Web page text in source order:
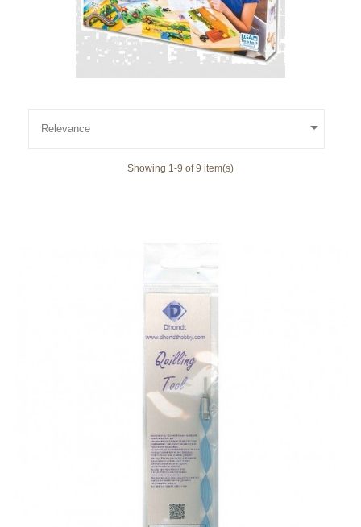
Relevance 
Showing 1-9 of 9 item(s)